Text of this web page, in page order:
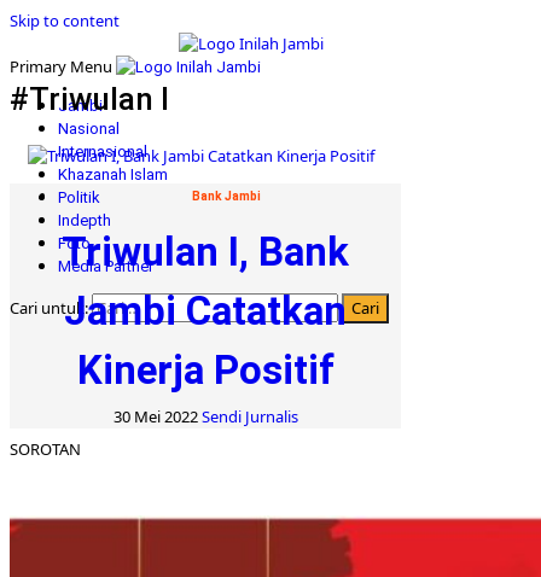
Skip to content
Primary Menu
Jambi
Nasional
Internasional
Khazanah Islam
Politik
Indepth
Foto
Media Partner
Cari untuk:
#Triwulan I
Bank Jambi
Triwulan I, Bank
Jambi Catatkan
Kinerja Positif
30 Mei 2022Sendi Jurnalis
SOROTAN